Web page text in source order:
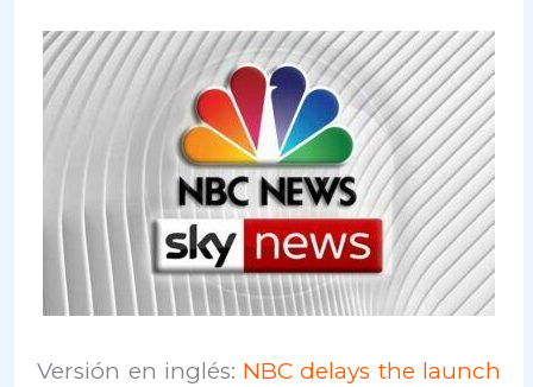
Versión en inglés: NBC delays the launch